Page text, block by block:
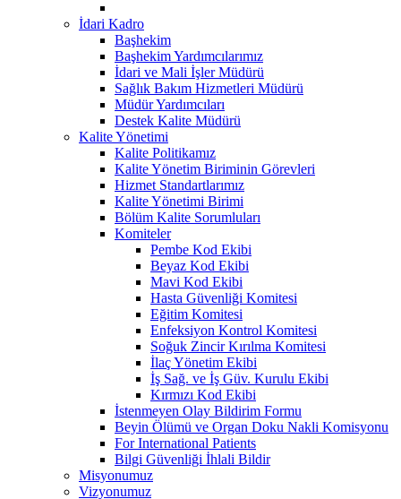
İdari Kadro
Başhekim
Başhekim Yardımcılarımız
İdari ve Mali İşler Müdürü
Sağlık Bakım Hizmetleri Müdürü
Müdür Yardımcıları
Destek Kalite Müdürü
Kalite Yönetimi
Kalite Politikamız
Kalite Yönetim Biriminin Görevleri
Hizmet Standartlarımız
Kalite Yönetimi Birimi
Bölüm Kalite Sorumluları
Komiteler
Pembe Kod Ekibi
Beyaz Kod Ekibi
Mavi Kod Ekibi
Hasta Güvenliği Komitesi
Eğitim Komitesi
Enfeksiyon Kontrol Komitesi
Soğuk Zincir Kırılma Komitesi
İlaç Yönetim Ekibi
İş Sağ. ve İş Güv. Kurulu Ekibi
Kırmızı Kod Ekibi
İstenmeyen Olay Bildirim Formu
Beyin Ölümü ve Organ Doku Nakli Komisyonu
For International Patients
Bilgi Güvenliği İhlali Bildir
Misyonumuz
Vizyonumuz